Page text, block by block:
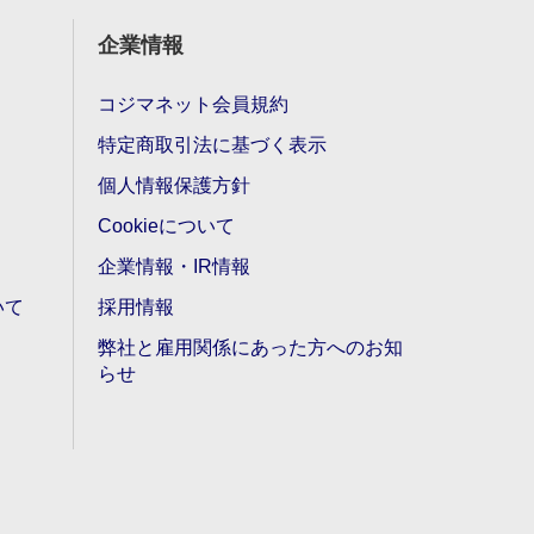
企業情報
コジマネット会員規約
特定商取引法に基づく表示
個人情報保護方針
Cookieについて
企業情報・IR情報
採用情報
弊社と雇用関係にあった方へのお知
らせ